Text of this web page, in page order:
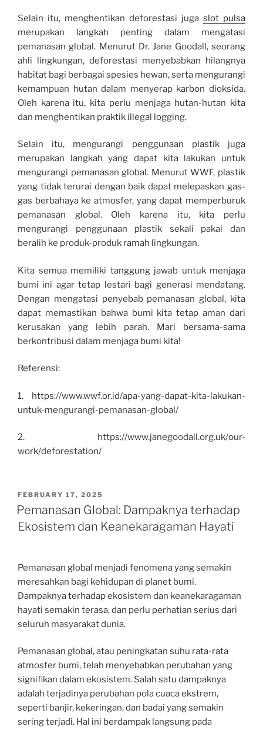
Selain itu, menghentikan deforestasi juga slot pulsa
merupakan langkah penting dalam mengatasi
pemanasan global. Menurut Dr. Jane Goodall, seorang
ahli lingkungan, deforestasi menyebabkan hilangnya
habitat bagi berbagai spesies hewan, serta mengurangi
kemampuan hutan dalam menyerap karbon dioksida.
Oleh karena itu, kita perlu menjaga hutan-hutan kita
dan menghentikan praktik illegal logging.
Selain itu, mengurangi penggunaan plastik juga
merupakan langkah yang dapat kita lakukan untuk
mengurangi pemanasan global. Menurut WWF, plastik
yang tidak terurai dengan baik dapat melepaskan gas-
gas berbahaya ke atmosfer, yang dapat memperburuk
pemanasan global. Oleh karena itu, kita perlu
mengurangi penggunaan plastik sekali pakai dan
beralih ke produk-produk ramah lingkungan.
Kita semua memiliki tanggung jawab untuk menjaga
bumi ini agar tetap lestari bagi generasi mendatang.
Dengan mengatasi penyebab pemanasan global, kita
dapat memastikan bahwa bumi kita tetap aman dari
kerusakan yang lebih parah. Mari bersama-sama
berkontribusi dalam menjaga bumi kita!
Referensi:
1. https://www.wwf.or.id/apa-yang-dapat-kita-lakukan-
untuk-mengurangi-pemanasan-global/
2. https://www.janegoodall.org.uk/our-
work/deforestation/
POSTED
ON
FEBRUARY 17, 2025
Pemanasan Global: Dampaknya terhadap
Ekosistem dan Keanekaragaman Hayati
Pemanasan global menjadi fenomena yang semakin
meresahkan bagi kehidupan di planet bumi.
Dampaknya terhadap ekosistem dan keanekaragaman
hayati semakin terasa, dan perlu perhatian serius dari
seluruh masyarakat dunia.
Pemanasan global, atau peningkatan suhu rata-rata
atmosfer bumi, telah menyebabkan perubahan yang
signifikan dalam ekosistem. Salah satu dampaknya
adalah terjadinya perubahan pola cuaca ekstrem,
seperti banjir, kekeringan, dan badai yang semakin
sering terjadi. Hal ini berdampak langsung pada